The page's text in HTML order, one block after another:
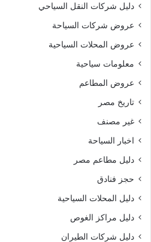
دليل شركات النقل السياحي
عروض شركات السياحة
عروض المحلات السياحية
معلومات سياحية
عروض المطاعم
تاريخ مصر
غير مصنف
اخبار السياحة
دليل مطاعم مصر
حجز فنادق
دليل المحلات السياحية
دليل مراكز الغوص
دليل شركات الطيران